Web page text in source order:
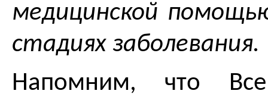
медицинской
стадиях заболевания.
Напомним, что